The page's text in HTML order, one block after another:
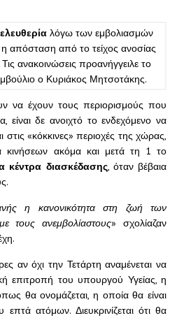
λόγω των εμβολιασμών
απόσταση από το τείχος ανοσίας
ανακοινώσεις προανήγγειλε το
ο Κυριάκος Μητσοτάκης.
να έχουν τους περιορισμούς που
δε ανοιχτό το ενδεχόμενο να
στις «κόκκινες» περιοχές της χώρας,
κινήσεων ακόμα και μετά τη 1 το
κέντρα διασκέδασης, όταν βέβαια
η κανονικότητα στη ζωή των
τους ανεμβολίαστους» σχολίαζαν
αν όχι την Τετάρτη αναμένεται να
επιτροπή του υπουργού Υγείας, η
θα ονομάζεται, η οποία θα είναι
ατόμων. Διευκρινίζεται ότι θα